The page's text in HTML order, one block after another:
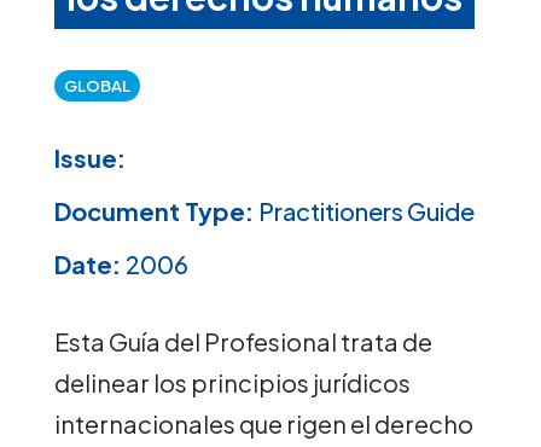
GLOBAL
Issue:
Document Type: Practitioners Guide
Date: 2006
Esta Guía del Profesional trata de
delinear los principios jurídicos
internacionales que rigen el derecho